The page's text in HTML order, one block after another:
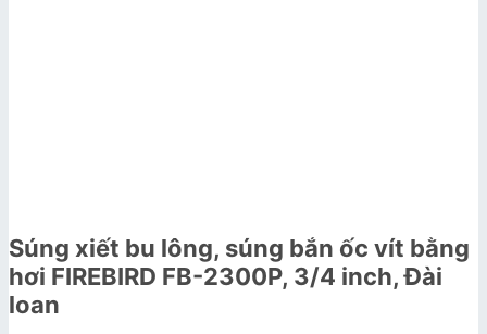
Súng xiết bu lông, súng bắn ốc vít bằng
hơi FIREBIRD FB-2300P, 3/4 inch, Đài
loan